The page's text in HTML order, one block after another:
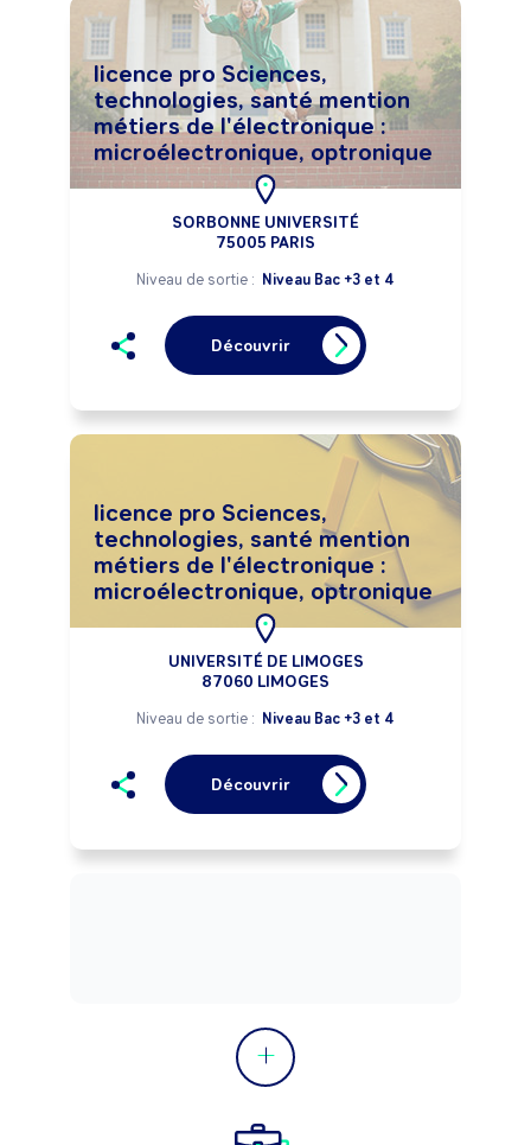
licence pro Sciences,
technologies, santé mention
métiers de l'électronique :
microélectronique, optronique
SORBONNE UNIVERSITÉ
75005 PARIS
Niveau de sortie : Niveau Bac +3 et 4
Découvrir
licence pro Sciences,
technologies, santé mention
métiers de l'électronique :
microélectronique, optronique
UNIVERSITÉ DE LIMOGES
87060 LIMOGES
Niveau de sortie : Niveau Bac +3 et 4
Découvrir